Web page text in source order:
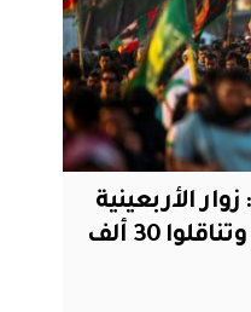
الأربعينية
أجروا 208 ملايين مكالمة وتناقلوا 30 ألف